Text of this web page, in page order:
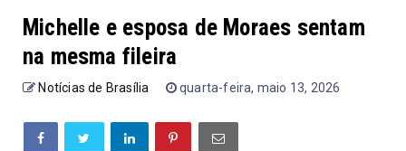
Michelle e esposa de Moraes sentam
na mesma fileira
Notícias de Brasília quarta-feira, maio 13, 2026